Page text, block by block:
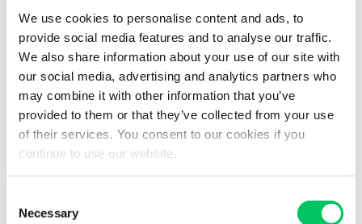
We use cookies to personalise content and ads, to
provide social media features and to analyse our traffic.
We also share information about your use of our site with
our social media, advertising and analytics partners who
may combine it with other information that you’ve
provided to them or that they’ve collected from your use
of their services. You consent to our cookies if you
continue to use our website.
Selection
Necessary
in die Schweiz.
Wir haben uns auch auf die Zollabwicklung von
Transitdokumenten und die Verzollung von Autos und
Motorrädern spezialisiert und bieten umfassende
Unterstützung bei derEin- und Ausfuhr von Fahrzeugen
im Transit durch den Schweizer Zoll von und nach
Thayngen. Wir wickeln auch die Verzollung von EU-Waren
ab und bieten Unterstützung bei der
Beantragung von Mehrwertsteuerrückerstattungen in der